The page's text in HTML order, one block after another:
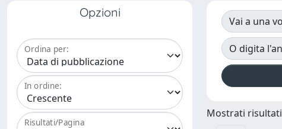
Opzioni
Ordina per:
In ordine:
Risultati/Pagina
Vai a una
O digita
Mostrati risultati